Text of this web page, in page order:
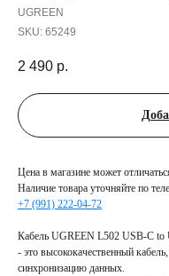
UGREEN
SKU: 65249
2 490 р.
Цена в магазине может
Наличие товара уточняйте по
+7 (991) 222-04-72
Кабель UGREEN L502 USB-C to
- это высококачественный
синхронизацию данных.